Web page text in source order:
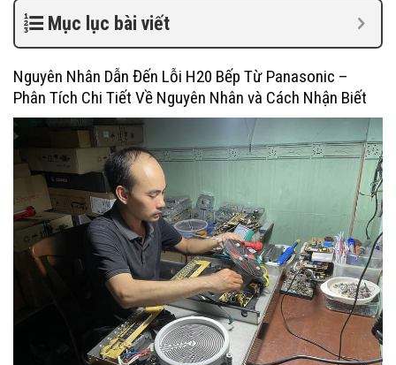
Mục lục bài viết
Nguyên Nhân Dẫn Đến Lỗi H20 Bếp Từ Panasonic –
Phân Tích Chi Tiết Về Nguyên Nhân và Cách Nhận Biết